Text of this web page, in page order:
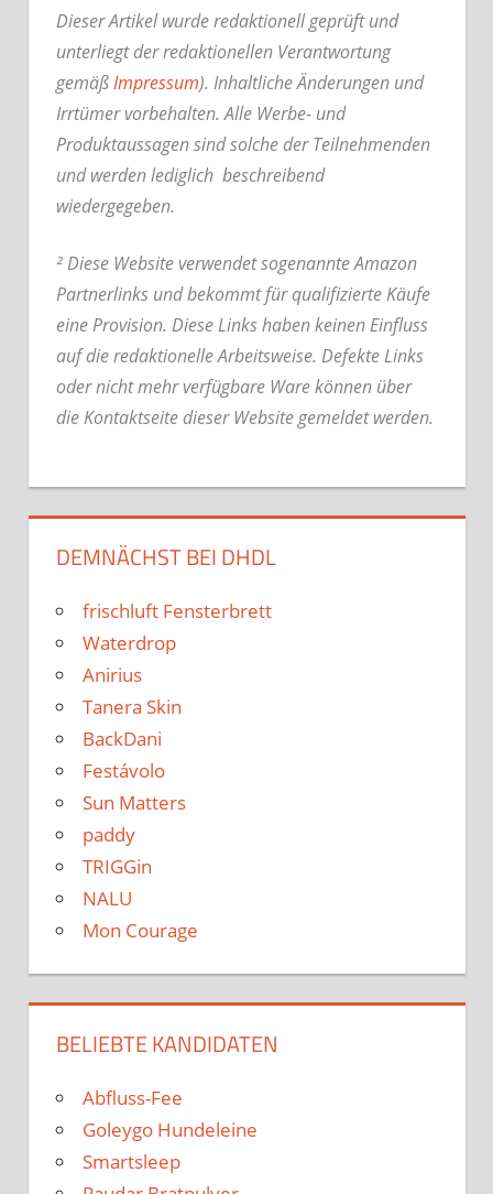
Dieser Artikel wurde redaktionell geprüft und
unterliegt der redaktionellen Verantwortung
gemäßImpressum). Inhaltliche Änderungen und
Irrtümer vorbehalten. Alle Werbe- und
Produktaussagen sind solche der Teilnehmenden
und werden lediglich beschreibend
wiedergegeben.
² Diese Website verwendet sogenannte Amazon
Partnerlinks und bekommt für qualifizierte Käufe
eine Provision. Diese Links haben keinen Einfluss
auf die redaktionelle Arbeitsweise. Defekte Links
oder nicht mehr verfügbare Ware können über
die Kontaktseite dieser Website gemeldet werden.
DEMNÄCHST BEI DHDL
frischluft Fensterbrett
Waterdrop
Anirius
Tanera Skin
BackDani
Festávolo
Sun Matters
paddy
TRIGGin
NALU
Mon Courage
BELIEBTE KANDIDATEN
Abfluss-Fee
Goleygo Hundeleine
Smartsleep